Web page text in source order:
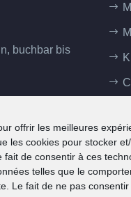
offrir les meilleures
les cookies pour stocker
fait de consentir à ces
telles que le
Le fait de ne pas
buchbar bis